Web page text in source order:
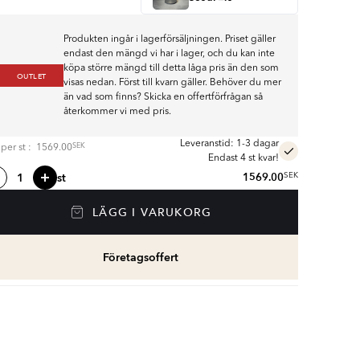
OUTLET
Produkten ingår i lagerförsäljningen. Priset gäller
endast den mängd vi har i lager, och du kan inte
köpa större mängd till detta låga pris än den som
visas nedan. Först till kvarn gäller. Behöver du mer
än vad som finns? Skicka en offertförfrågan så
återkommer vi med pris.
perst : 1569.00SEK
Leveranstid: 1-3 dagar
Endast 4 st kvar!
st 1569.00SEK
LÄGG I VARUKORG
Företagsoffert